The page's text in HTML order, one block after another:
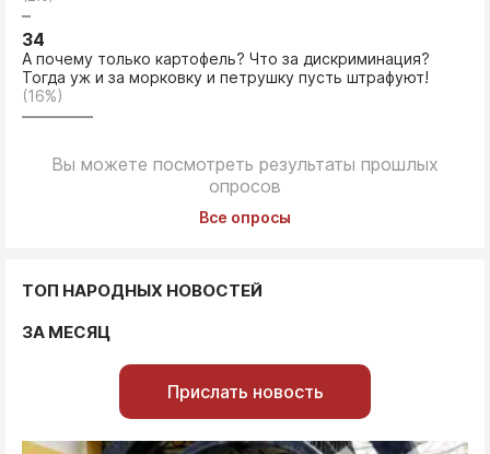
34
А почему только картофель? Что за дискриминация?
Тогда уж и за морковку и петрушку пусть штрафуют!
(16%)
Вы можете посмотреть результаты прошлых
опросов
Все опросы
ТОП НАРОДНЫХ НОВОСТЕЙ
ЗА МЕСЯЦ
Прислать новость